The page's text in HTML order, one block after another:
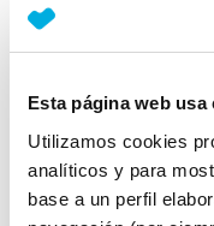
Esta página web usa
Utilizamos cookies
analíticos y para
base a un perfil
Potencia
163 Cv